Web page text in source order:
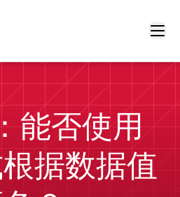
能否使用
据数据值